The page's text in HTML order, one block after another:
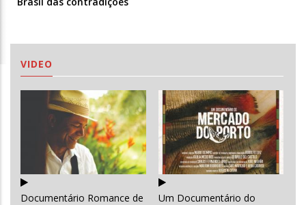
VIDEO
Documentário Romance de
Um Documentário do